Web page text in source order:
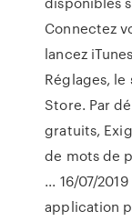
Connectez
lancez
Réglages, le
Store. Par
gratuits,
de mots de
... 16/07/
application